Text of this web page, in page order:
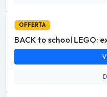
OFFERTA
BACK to school LEGO: